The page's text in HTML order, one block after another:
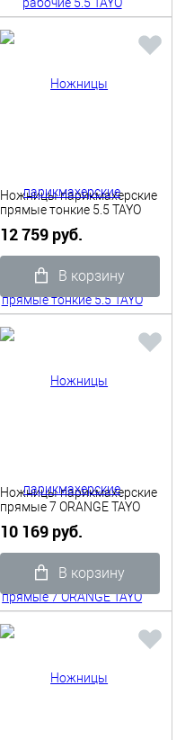
Ножницы парикмахерские
прямые тонкие 5.5 TAYO
12 759 руб.
В корзину
Ножницы парикмахерские
прямые 7 ORANGE TAYO
10 169 руб.
В корзину